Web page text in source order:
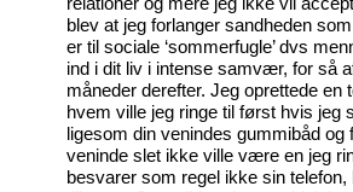
blev at jeg forlanger sandheden
er til sociale ‘sommerfugle’ dvs
ind i dit liv i intense samvær, for så
måneder derefter. Jeg oprettede en
hvem ville jeg ringe til først hvis jeg
ligesom din venindes gummibåd og
veninde slet ikke ville være en jeg
besvarer som regel ikke sin telefon,